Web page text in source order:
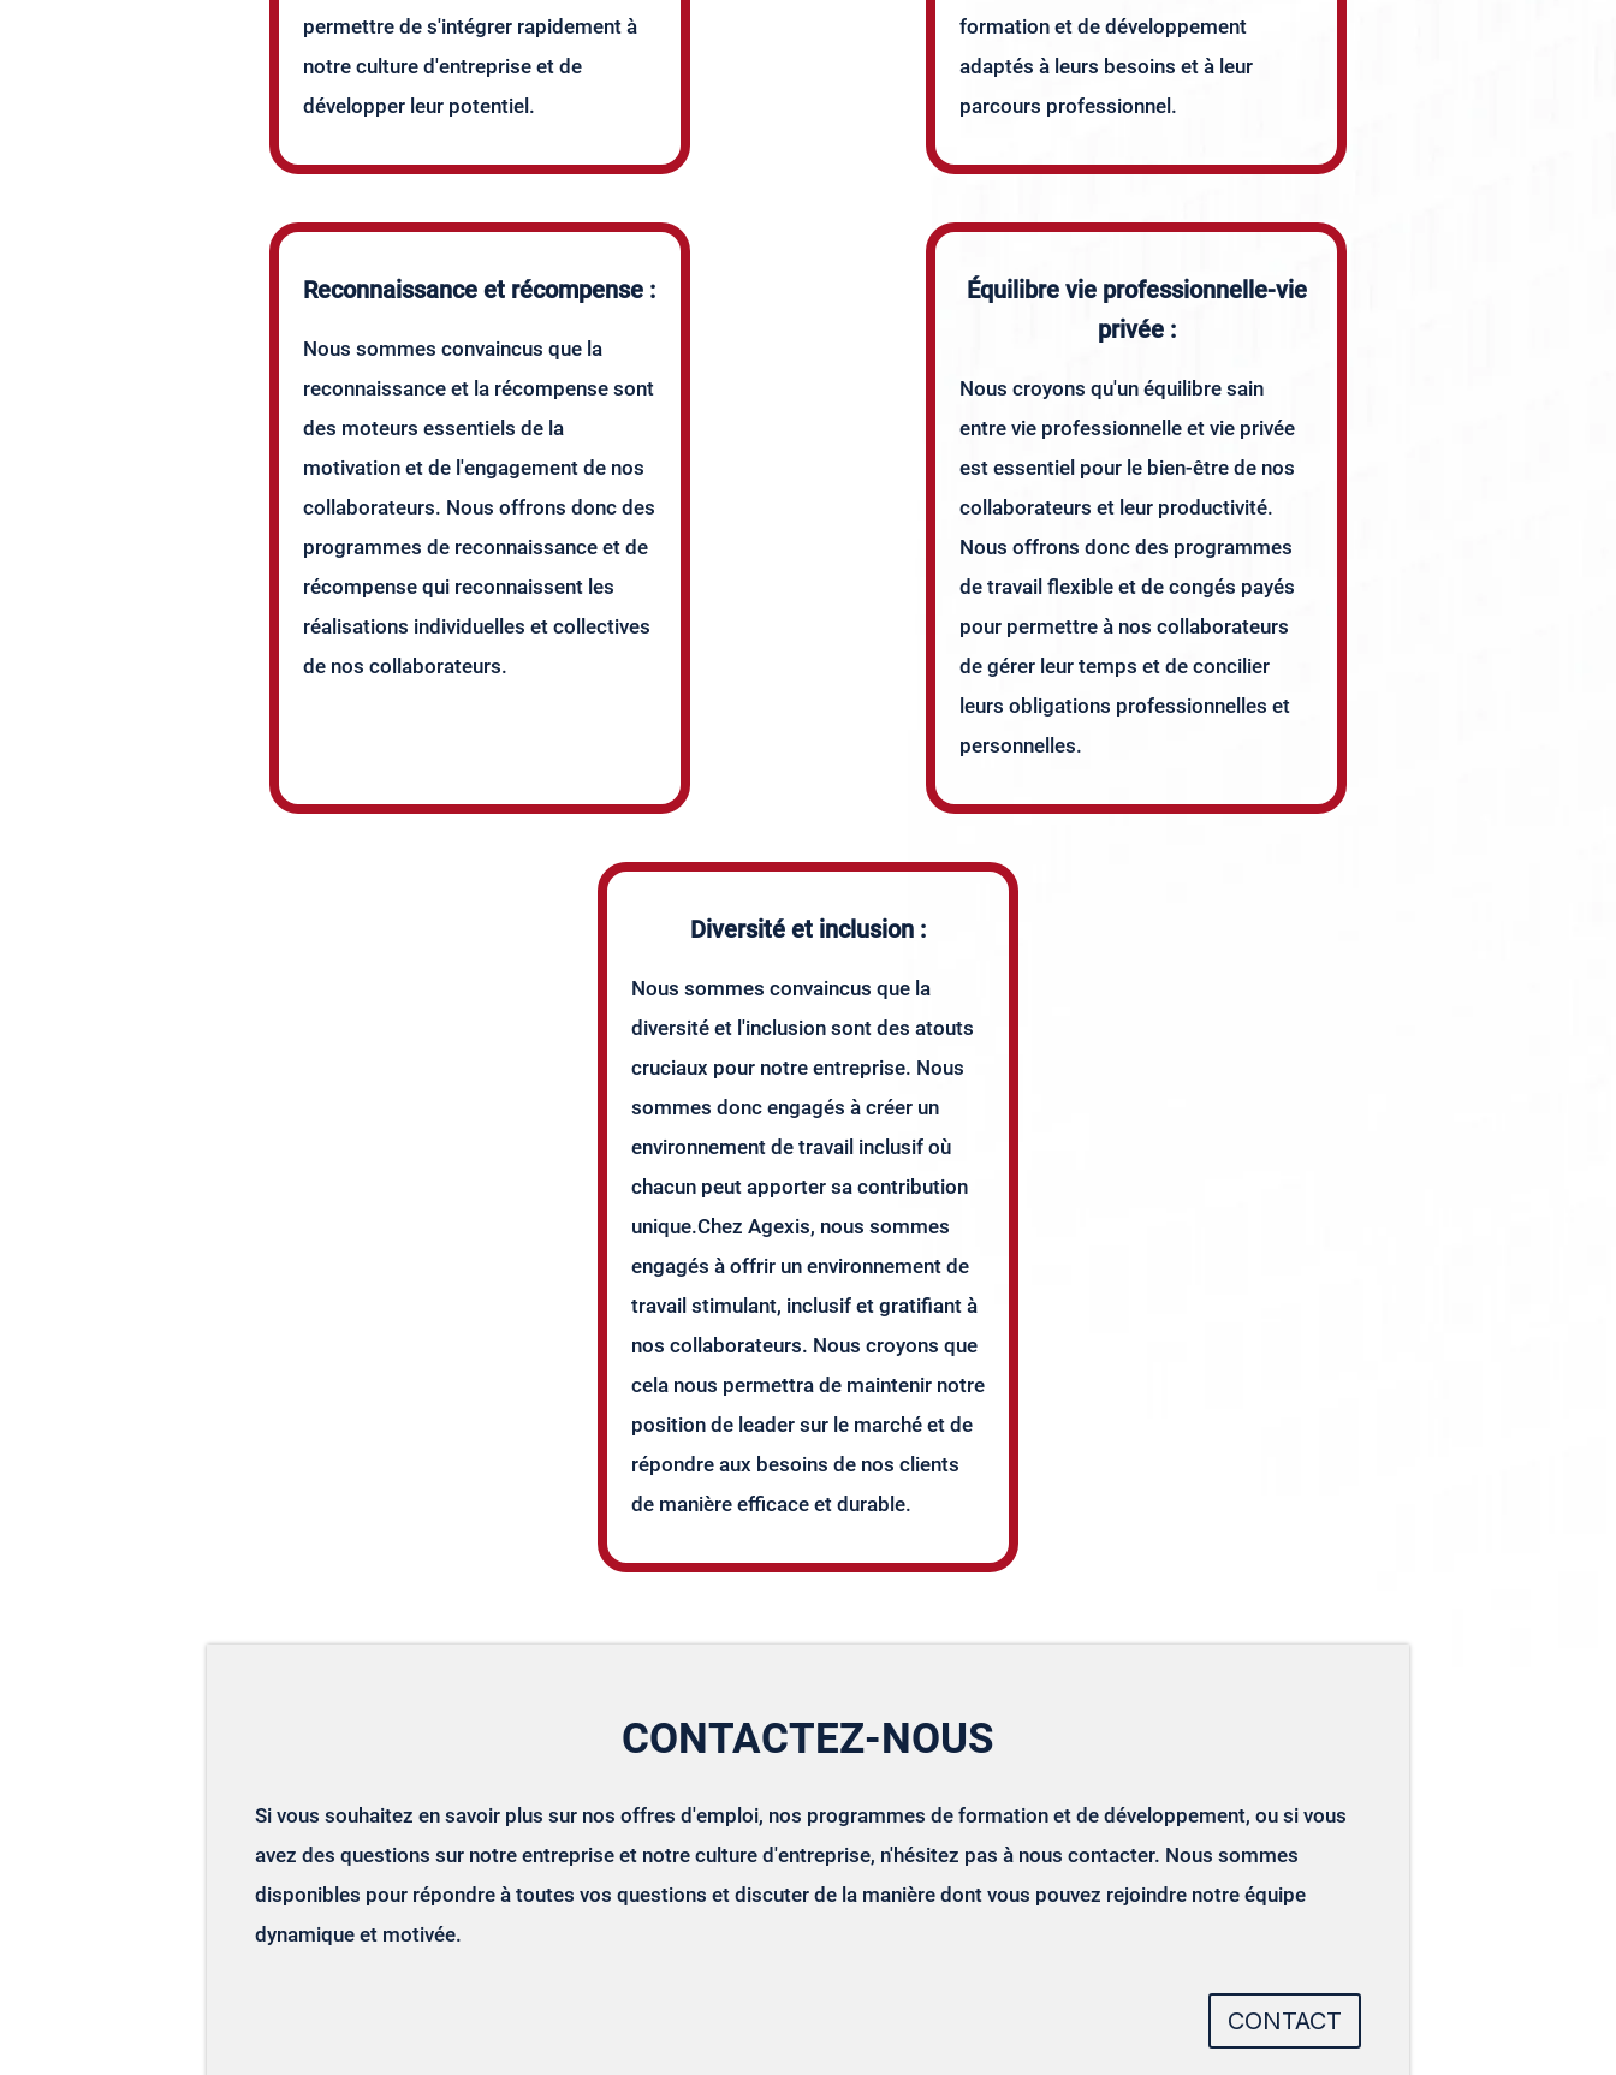
permettre de s'intégrer rapidement à
notre culture d'entreprise et de
développer leur potentiel.
formation et de développement
adaptés à leurs besoins et à leur
parcours professionnel.
Reconnaissance et récompense :
Nous sommes convaincus que la
reconnaissance et la récompense sont
des moteurs essentiels de la
motivation et de l'engagement de nos
collaborateurs. Nous offrons donc des
programmes de reconnaissance et de
récompense qui reconnaissent les
réalisations individuelles et collectives
de nos collaborateurs.
Équilibre vie professionnelle-vie
privée :
Nous croyons qu'un équilibre sain
entre vie professionnelle et vie privée
est essentiel pour le bien-être de nos
collaborateurs et leur productivité.
Nous offrons donc des programmes
de travail flexible et de congés payés
pour permettre à nos collaborateurs
de gérer leur temps et de concilier
leurs obligations professionnelles et
personnelles.
Diversité et inclusion :
Nous sommes convaincus que la
diversité et l'inclusion sont des atouts
cruciaux pour notre entreprise. Nous
sommes donc engagés à créer un
environnement de travail inclusif où
chacun peut apporter sa contribution
unique.Chez Agexis, nous sommes
engagés à offrir un environnement de
travail stimulant, inclusif et gratifiant à
nos collaborateurs. Nous croyons que
cela nous permettra de maintenir notre
position de leader sur le marché et de
répondre aux besoins de nos clients
de manière efficace et durable.
CONTACTEZ-NOUS
Si vous souhaitez en savoir plus sur nos offres d'emploi, nos programmes de formation et de développement, ou si vous
avez des questions sur notre entreprise et notre culture d'entreprise, n'hésitez pas à nous contacter. Nous sommes
disponibles pour répondre à toutes vos questions et discuter de la manière dont vous pouvez rejoindre notre équipe
dynamique et motivée.